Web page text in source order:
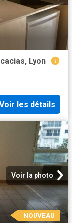
Lyon
Voir les détails
Voir la photo
NOUVEAU